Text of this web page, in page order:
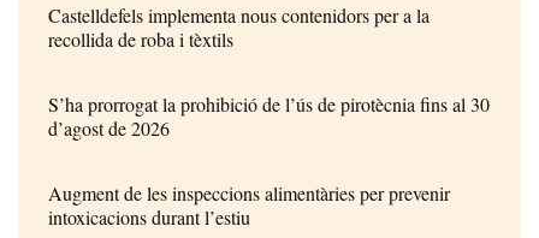
Castelldefels implementa nous contenidors per a la
recollida de roba i tèxtils
S’ha prorrogat la prohibició de l’ús de pirotècnia fins al 30
d’agost de 2026
Augment de les inspeccions alimentàries per prevenir
intoxicacions durant l’estiu